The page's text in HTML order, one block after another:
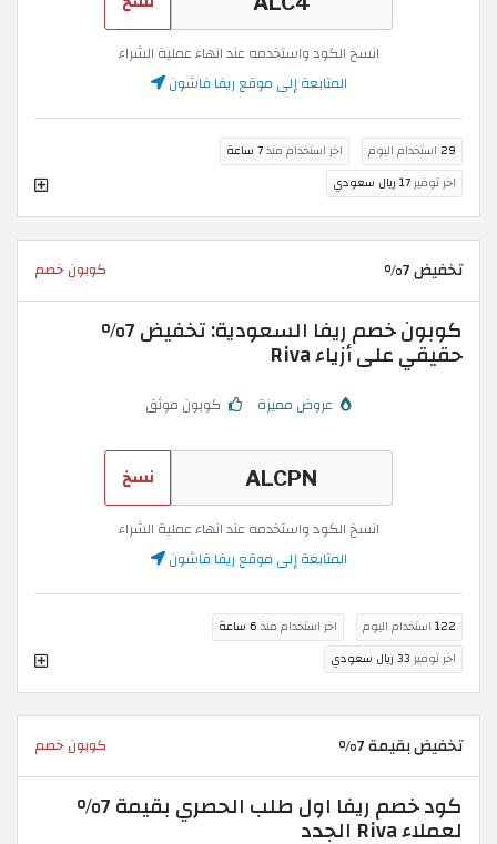
انسخ الكود واستخدمه عند انهاء عملية الشراء
المتابعة إلى موقع ريفا فاشون
29 استخدام اليوم اخر استخدام منذ7 ساعة
اخر توفير17 ريال سعودي
تخفيض 7% كوبون خصم
كوبون خصم ريفا السعودية: تخفيض 7%
حقيقي على أزياء Riva
عروض مميزة كوبون موثق
نسخ
انسخ الكود واستخدمه عند انهاء عملية الشراء
المتابعة إلى موقع ريفا فاشون
122 استخدام اليوم اخر استخدام منذ 6 ساعة
اخر توفير 33 ريال سعودي
تخفيض بقيمة 7% كوبون خصم
كود خصم ريفا اول طلب الحصري بقيمة 7%
لعملاء Riva الجدد